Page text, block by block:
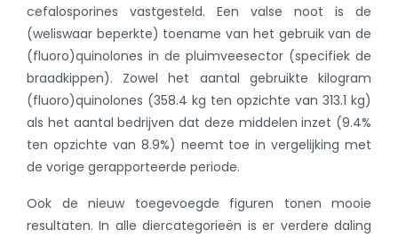
cefalosporines vastgesteld. Een valse noot is de
(weliswaar beperkte) toename van het gebruik van de
(fluoro)quinolones in de pluimveesector (specifiek de
braadkippen). Zowel het aantal gebruikte kilogram
(fluoro)quinolones (358.4 kg ten opzichte van 313.1 kg)
als het aantal bedrijven dat deze middelen inzet (9.4%
ten opzichte van 8.9%) neemt toe in vergelijking met
de vorige gerapporteerde periode.
Ook de nieuw toegevoegde figuren tonen mooie
resultaten. In alle diercategorieën is er verdere daling